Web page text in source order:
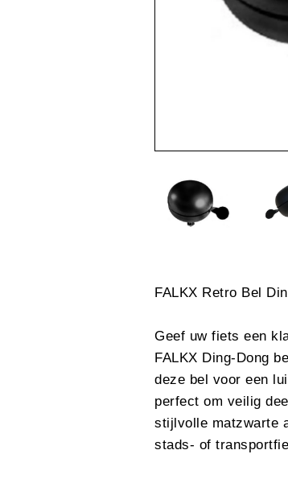
FALKX Retro Bel
Geef uw fiets een
FALKX Ding-Dong
deze bel voor een
perfect om veilig
stijlvolle matzwarte
stads- of